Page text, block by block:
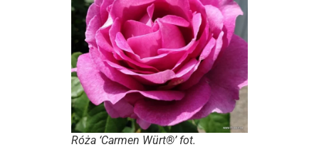
Róża ‘Carmen Würt®’ fot.